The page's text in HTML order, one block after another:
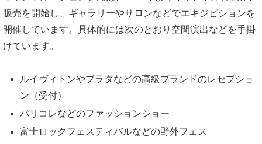
販売を開始し、ギャラリーやサロンなどでエキジビションを
開催しています。具体的には次のとおり空間演出などを手掛
けています。
ルイヴィトンやプラダなどの高級ブランドのレセプショ
ン（受付）
パリコレなどのファッションショー
富士ロックフェスティバルなどの野外フェス